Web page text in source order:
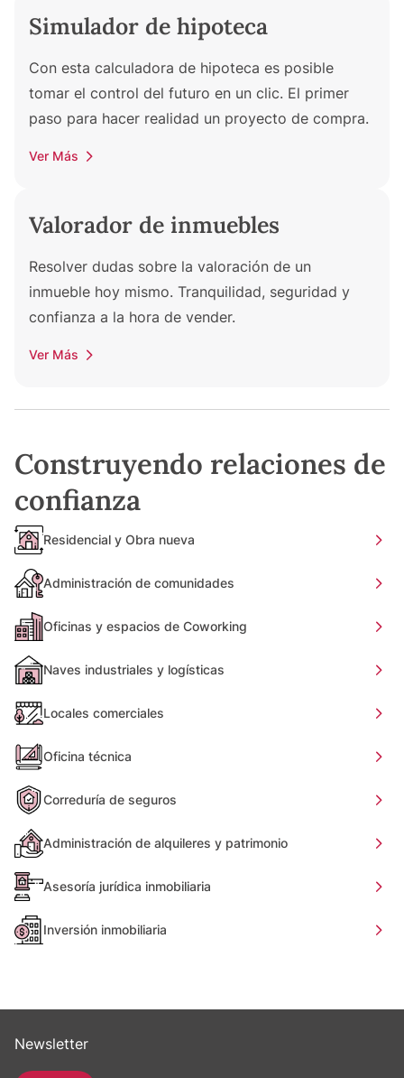
Simulador de hipoteca
Con esta calculadora de hipoteca es posible
tomar el control del futuro en un clic. El primer
paso para hacer realidad un proyecto de compra.
Ver Más
Valorador de inmuebles
Resolver dudas sobre la valoración de un
inmueble hoy mismo. Tranquilidad, seguridad y
confianza a la hora de vender.
Ver Más
Construyendo relaciones de
confianza
Residencial y Obra nueva
Administración de comunidades
Oficinas y espacios de Coworking
Naves industriales y logísticas
Locales comerciales
Oficina técnica
Correduría de seguros
Administración de alquileres y patrimonio
Asesoría jurídica inmobiliaria
Inversión inmobiliaria
Newsletter